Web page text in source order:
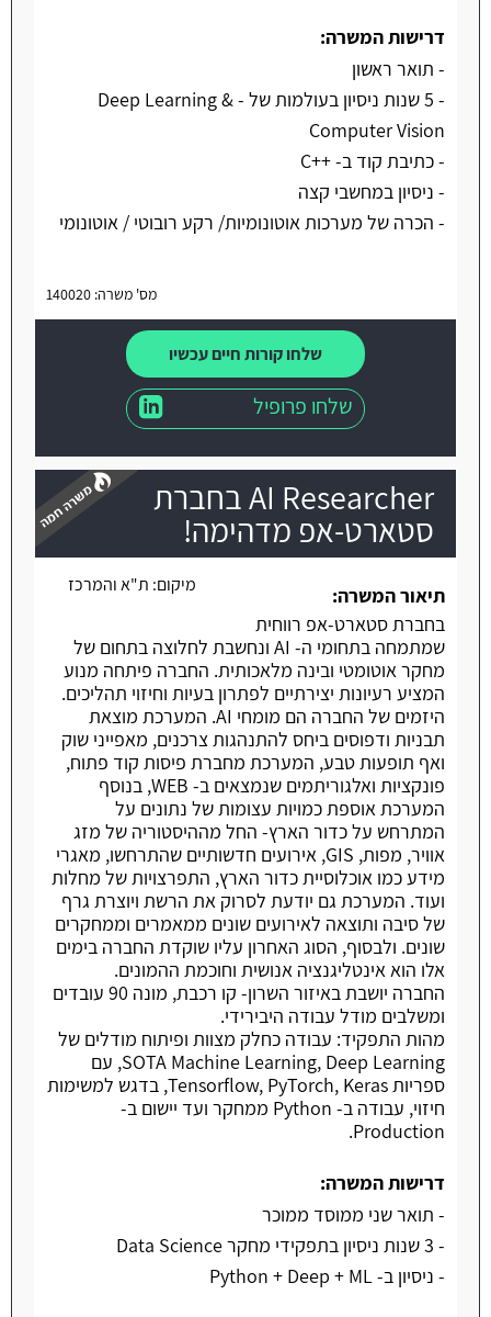
דרישות המשרה:
- תואר ראשון
- 5 שנות ניסיון בעולמות של - Deep Learning &
Computer Vision
- כתיבת קוד ב- ++C
- ניסיון במחשבי קצה
- הכרה של מערכות אוטונומיות/ רקע רובוטי / אוטונומי
מס' משרה: 140020
שלחו קורות חיים עכשיו
שלחו פרופיל
AI Researcher בחברת
סטארט-אפ מדהימה!
משרה חמה מיקום: ת"א והמרכז
תיאור המשרה:
בחברת סטארט-אפ רווחית
שמתמחה בתחומי ה- AI ונחשבת לחלוצה בתחום של
מחקר אוטומטי ובינה מלאכותית. החברה פיתחה מנוע
המציע רעיונות יצירתיים לפתרון בעיות וחיזוי תהליכים.
היזמים של החברה הם מומחי AI. המערכת מוצאת
תבניות ודפוסים ביחס להתנהגות צרכנים, מאפייני שוק
ואף תופעות טבע, המערכת מחברת פיסות קוד פתוח,
פונקציות ואלגוריתמים שנמצאים ב- WEB, בנוסף
המערכת אוספת כמויות עצומות של נתונים על
המתרחש על כדור הארץ- החל מההיסטוריה של מזג
אוויר, מפות, GIS, אירועים חדשותיים שהתרחשו, מאגרי
מידע כמו אוכלוסיית כדור הארץ, התפרצויות של מחלות
ועוד. המערכת גם יודעת לסרוק את הרשת ויוצרת גרף
של סיבה ותוצאה לאירועים שונים ממאמרים וממחקרים
שונים. ולבסוף, הסוג האחרון עליו שוקדת החברה בימים
אלו הוא אינטליגנציה אנושית וחוכמת ההמונים.
החברה יושבת באיזור השרון- קו רכבת, מונה 90 עובדים
ומשלבים מודל עבודה היבירידי.
מהות התפקיד: עבודה כחלק מצוות ופיתוח מודלים של
SOTA Machine Learning, Deep Learning, עם
ספריות Tensorflow, PyTorch, Keras, בדגש למשימות
חיזוי, עבודה ב- Python ממחקר ועד יישום ב-
Production.
דרישות המשרה:
- תואר שני ממוסד ממוכר
- 3 שנות ניסיון בתפקידי מחקר Data Science
- ניסיון ב- Python + Deep + ML